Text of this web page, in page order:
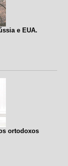
e EUA.
ortodoxos